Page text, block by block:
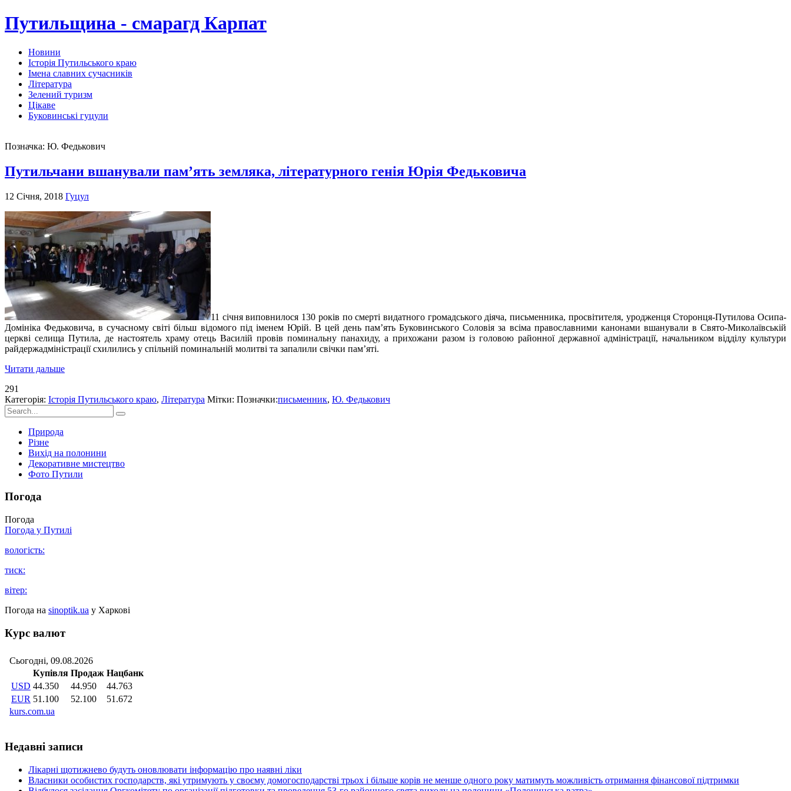
Путильщина - смарагд Карпат
Новини
Історія Путильського краю
Імена славних сучасників
Література
Зелений туризм
Цікаве
Буковинські гуцули
Позначка: Ю. Федькович
Путильчани вшанували пам’ять земляка, літературного генія Юрія Федьковича
12 Січня, 2018 Гуцул
11 січня виповнилося 130 років по смерті видатного громадського діяча, письменника, просвітителя, уродженця Сторонця-Путилова Осипа-
Домініка Федьковича, в сучасному світі більш відомого під іменем Юрій. В цей день пам’ять Буковинського Соловія за всіма православними канонами вшанували в Свято-Миколаївській
церкві селища Путила, де настоятель храму отець Василій провів поминальну панахиду, а прихожани разом із головою районної державної адміністрації, начальником відділу культури
райдержадміністрації схилились у спільній поминальній молитві та запалили свічки пам’яті.
Читати дальше
291
Категорія: Історія Путильського краю, Література Мітки: Позначки:письменник, Ю. Федькович
Природа
Різне
Вихід на полонини
Декоративне мистецтво
Фото Путили
Погода
Погода
Погода у Путилі
вологість:
тиск:
вітер:
Погода на sinoptik.ua у Харкові
Курс валют
Недавні записи
Лікарні щотижнево будуть оновлювати інформацію про наявні ліки
Власники особистих господарств, які утримують у своєму домогосподарстві трьох і більше корів не менше одного року матимуть можливість отримання фінансової підтримки